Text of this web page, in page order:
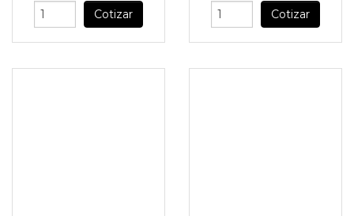
Cotizar Cotizar